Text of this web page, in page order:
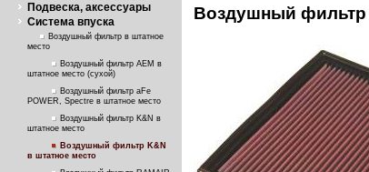
Подвеска, аксессуары
Система впуска
Воздушный фильтр в штатное
место
Воздушный фильтр AEM в
штатное место (сухой)
Воздушный фильтр aFe
POWER, Spectre в штатное место
Воздушный фильтр K&N в
штатное место
Воздушный фильтр K&N
в штатное место
Воздушный фильтр